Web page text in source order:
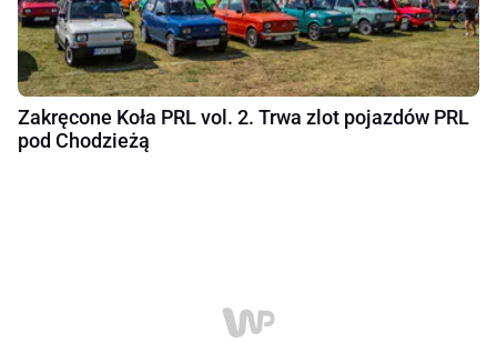
Zakręcone Koła PRL vol. 2. Trwa zlot pojazdów PRL
pod Chodzieżą